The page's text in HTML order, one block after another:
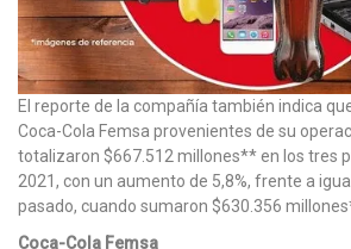
El reporte de la compañía también indica
Coca-Cola Femsa provenientes de su
totalizaron $667.512 millones** en los tres
2021, con un aumento de 5,8%, frente a
pasado, cuando sumaron $630.356
Coca-Cola Femsa